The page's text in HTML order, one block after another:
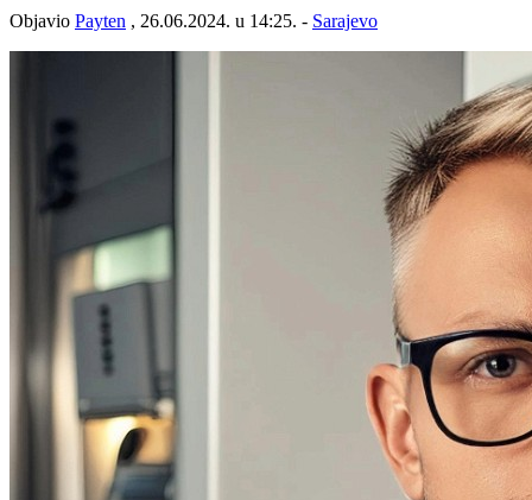
Objavio Payten , 26.06.2024. u 14:25. - Sarajevo